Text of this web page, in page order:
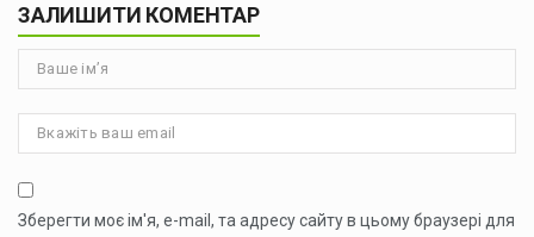
ЗАЛИШИТИ КОМЕНТАР
Зберегти моє ім'я, e-mail, та адресу сайту в цьому браузері для